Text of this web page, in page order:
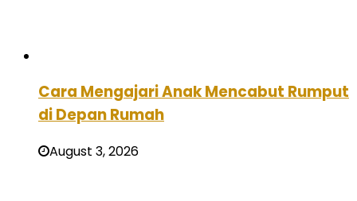
Cara Mengajari Anak Mencabut Rumput
di Depan Rumah
August 3, 2026